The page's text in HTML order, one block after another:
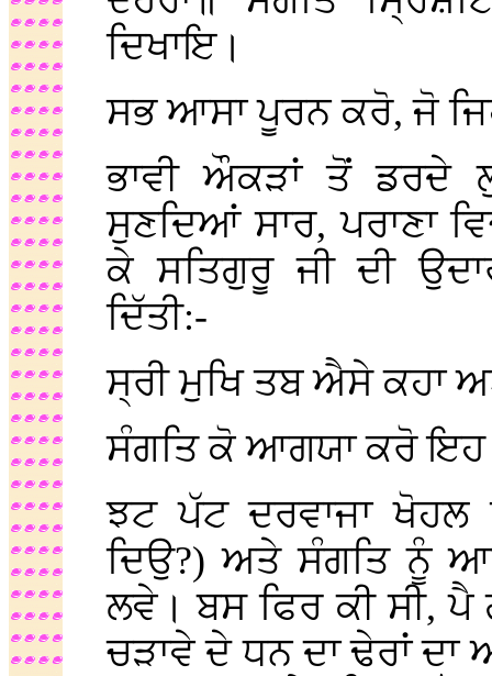
ਦਿਖਾਇ।
ਸਭ ਆਸਾ ਪੂਰਨ ਕਰੋ, ਜੋ
ਭਾਵੀ ਔਕੜਾਂ ਤੋਂ ਡਰਦੇ
ਸੁਣਦਿਆਂ ਸਾਰ, ਪਰਾਣਾ
ਕੇ ਸਤਿਗੁਰੂ ਜੀ ਦੀ
ਦਿੱਤੀ:-
ਸ੍ਰੀ ਮੁਖਿ ਤਬ ਐਸੇ ਕਹਾ
ਸੰਗਤਿ ਕੋ ਆਗਯਾ ਕਰੋ ਇਹ
ਝਟ ਪੱਟ ਦਰਵਾਜਾ ਖੋਹਲ
ਦਿਉ?) ਅਤੇ ਸੰਗਤਿ ਨੂੰ
ਲਵੇ। ਬਸ ਫਿਰ ਕੀ ਸੀ,
ਚੜਾਵੇ ਦੇ ਧਨ ਦਾ ਢੇਰਾਂ ਦਾ